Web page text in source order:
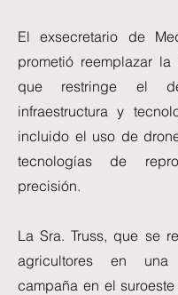
El exsecretario de
prometió reemplazar
que restringe el
infraestructura y
incluido el uso de
tecnologías de
precisión.
La Sra. Truss, que se
agricultores en
campaña en el